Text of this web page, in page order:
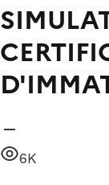
6K